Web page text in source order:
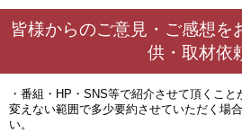
皆様からのご意見・ご感想を
供・取材依
・番組・HP・SNS等で紹介させて頂くこ
変えない範囲で多少要約させていただく場
い。